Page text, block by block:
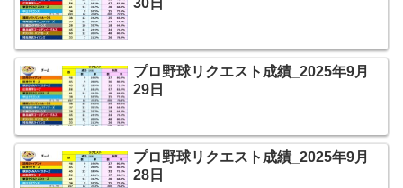
30日
プロ野球リクエスト成績_2025年9月
29日
プロ野球リクエスト成績_2025年9月
28日